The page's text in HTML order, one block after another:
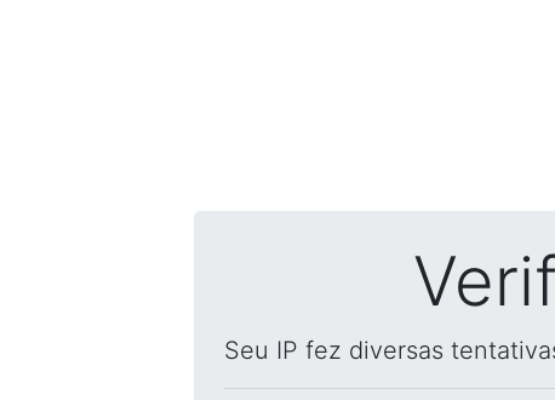
Seu IP fez diversas